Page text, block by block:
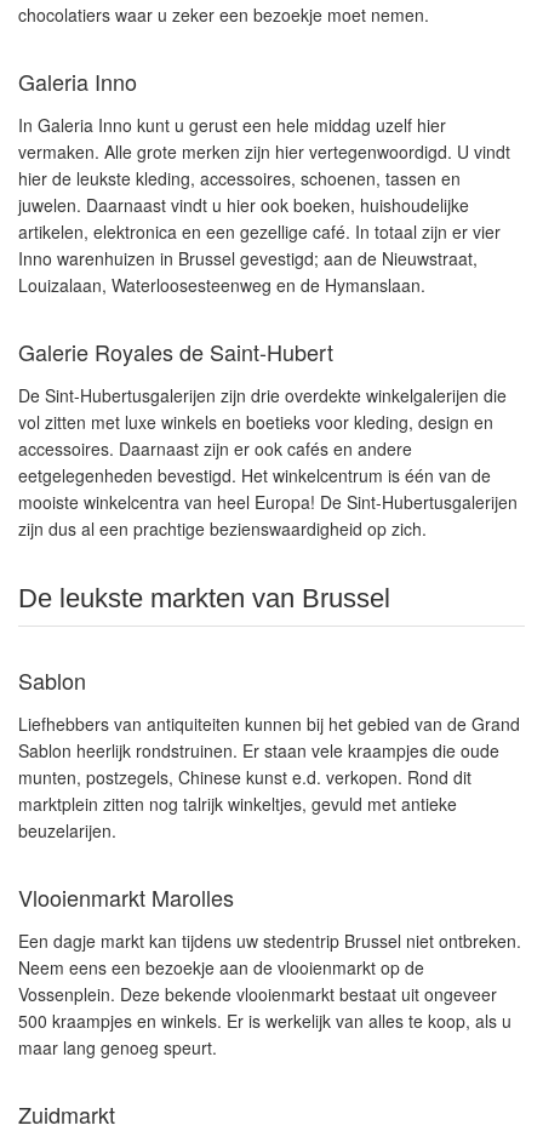
chocolatiers waar u zeker een bezoekje moet nemen.
Galeria Inno
In Galeria Inno kunt u gerust een hele middag uzelf hier
vermaken. Alle grote merken zijn hier vertegenwoordigd. U vindt
hier de leukste kleding, accessoires, schoenen, tassen en
juwelen. Daarnaast vindt u hier ook boeken, huishoudelijke
artikelen, elektronica en een gezellige café. In totaal zijn er vier
Inno warenhuizen in Brussel gevestigd; aan de Nieuwstraat,
Louizalaan, Waterloosesteenweg en de Hymanslaan.
Galerie Royales de Saint-Hubert
De Sint-Hubertusgalerijen zijn drie overdekte winkelgalerijen die
vol zitten met luxe winkels en boetieks voor kleding, design en
accessoires. Daarnaast zijn er ook cafés en andere
eetgelegenheden bevestigd. Het winkelcentrum is één van de
mooiste winkelcentra van heel Europa! De Sint-Hubertusgalerijen
zijn dus al een prachtige bezienswaardigheid op zich.
De leukste markten van Brussel
Sablon
Liefhebbers van antiquiteiten kunnen bij het gebied van de Grand
Sablon heerlijk rondstruinen. Er staan vele kraampjes die oude
munten, postzegels, Chinese kunst e.d. verkopen. Rond dit
marktplein zitten nog talrijk winkeltjes, gevuld met antieke
beuzelarijen.
Vlooienmarkt Marolles
Een dagje markt kan tijdens uw stedentrip Brussel niet ontbreken.
Neem eens een bezoekje aan de vlooienmarkt op de
Vossenplein. Deze bekende vlooienmarkt bestaat uit ongeveer
500 kraampjes en winkels. Er is werkelijk van alles te koop, als u
maar lang genoeg speurt.
Zuidmarkt